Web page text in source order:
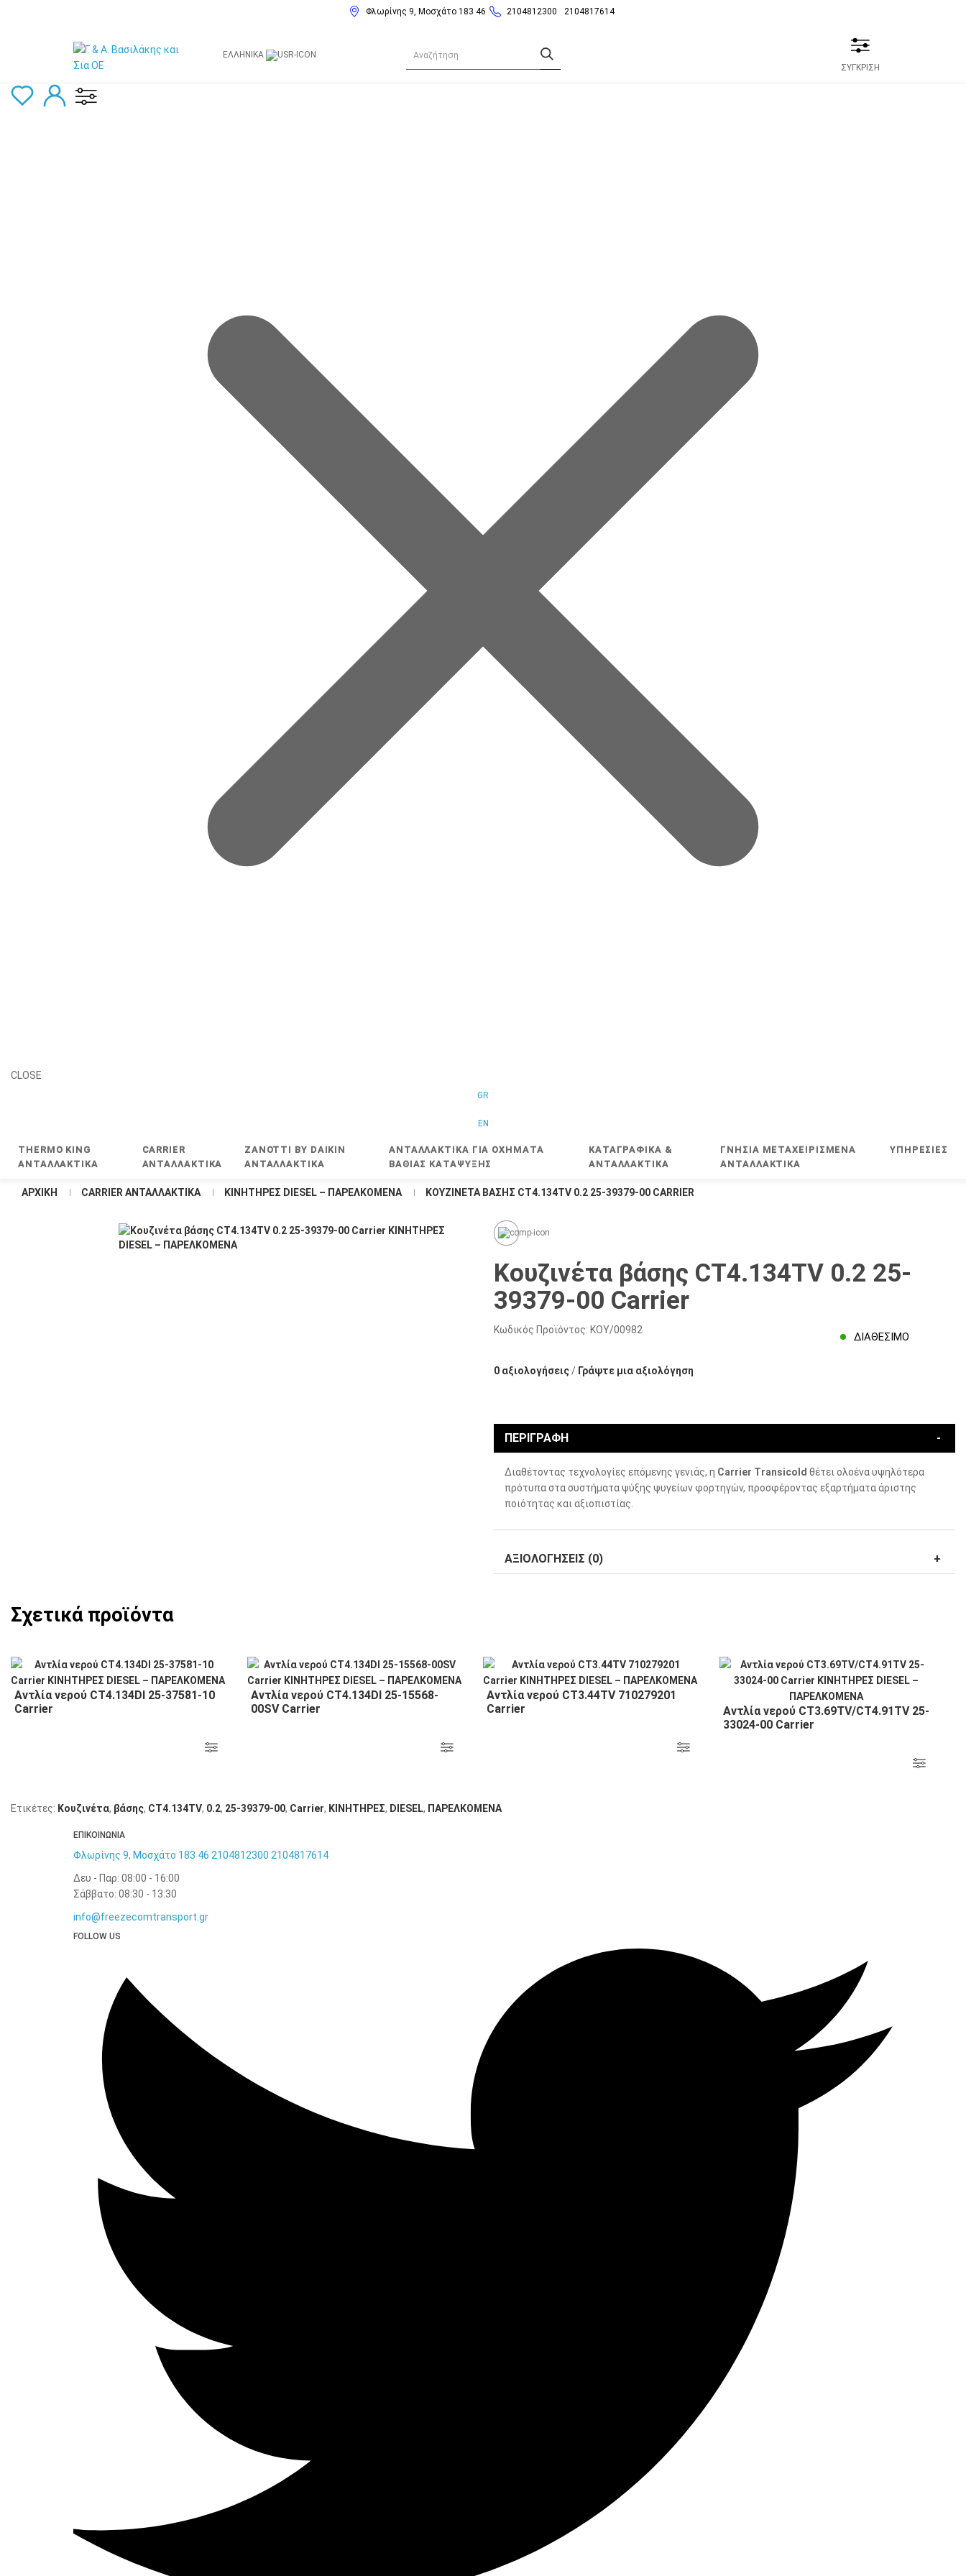
Φλωρίνης 9, Μοσχάτο 183 46 2104812300 2104817614
ΕΛΛΗΝΙΚΆ
ΣΥΓΚΡΙΣΗ
CLOSE
GR
EN
THERMO KING
ΑΝΤΑΛΛΑΚΤΙΚΑ
CARRIER
ΑΝΤΑΛΛΑΚΤΙΚΑ
ZANOTTI BY DAIKIN
ΑΝΤΑΛΛΑΚΤΙΚΑ
ΑΝΤΑΛΛΑΚΤΙΚΑ ΓΙΑ ΟΧΗΜΑΤΑ
ΒΑΘΙΑΣ ΚΑΤΑΨΥΞΗΣ
ΚΑΤΑΓΡΑΦΙΚΑ &
ΑΝΤΑΛΛΑΚΤΙΚΑ
ΓΝΗΣΙΑ ΜΕΤΑΧΕΙΡΙΣΜΕΝΑ
ΑΝΤΑΛΛΑΚΤΙΚΑ
ΥΠΗΡΕΣΊΕΣ
ΑΡΧΙΚΉ CARRIER ΑΝΤΑΛΛΑΚΤΙΚΑ KΙΝΗΤΗΡΕΣ DIESEL – ΠΑΡΕΛΚΟΜΕΝΑ ΚΟΥΖΙΝΈΤΑ ΒΆΣΗΣ CT4.134TV 0.2 25-39379-00 CARRIER
Κουζινέτα βάσης CT4.134TV 0.2 25-
39379-00 Carrier
Κωδικός Προϊόντος: ΚΟΥ/00982
ΔΙΑΘΈΣΙΜΟ
0 αξιολογήσεις/ Γράψτε μια αξιολόγηση
ΠΕΡΙΓΡΑΦΉ
Διαθέτοντας τεχνολογίες επόμενης γενιάς, η Carrier Transicold θέτει ολοένα υψηλότερα
πρότυπα στα συστήματα ψύξης ψυγείων φορτηγών, προσφέροντας εξαρτήματα άριστης
ποιότητας και αξιοπιστίας.
ΑΞΙΟΛΟΓΉΣΕΙΣ (0)
Σχετικά προϊόντα
Αντλία νερού CT4.134DI 25-37581-10
Carrier
Αντλία νερού CT4.134DI 25-15568-
00SV Carrier
Αντλία νερού CT3.44TV 710279201
Carrier
Αντλία νερού CT3.69TV/CT4.91TV 25-
33024-00 Carrier
Ετικέτες: Κουζινέτα, βάσης, CT4.134TV, 0.2, 25-39379-00, Carrier, KΙΝΗΤΗΡΕΣ, DIESEL, ΠΑΡΕΛΚΟΜΕΝΑ
ΕΠΙΚΟΙΝΩΝΙΑ
Φλωρίνης 9, Μοσχάτο 183 46 2104812300 2104817614
Δευ - Παρ: 08:00 - 16:00
Σάββατο: 08:30 - 13:30
info@freezecomtransport.gr
FOLLOW US